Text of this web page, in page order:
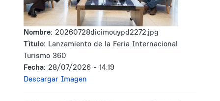
Nombre: 20260728dicimouypd2272.jpg
Tìtulo: Lanzamiento de la Feria Internacional
Turismo 360
Fecha: 28/07/2026 - 14:19
Descargar Imagen